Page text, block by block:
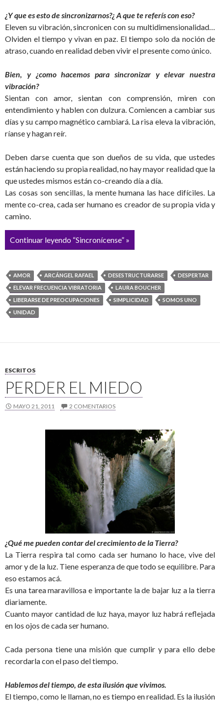
¿Y que es esto de sincronizarnos?¿ A que te referís con eso?
Eleven su vibración, sincronicen con su multidimensionalidad…
Olviden el tiempo y vivan en paz. El tiempo solo da noción de
atraso, cuando en realidad deben vivir el presente como único.
Bien, y ¿como hacemos para sincronizar y elevar nuestra
vibración?
Sientan con amor, sientan con comprensión, miren con
entendimiento y hablen con dulzura. Comiencen a cambiar sus
días y su campo magnético cambiará. La risa eleva la vibración,
ríanse y hagan reír.
Deben darse cuenta que son dueños de su vida, que ustedes
están haciendo su propia realidad, no hay mayor realidad que la
que ustedes mismos están co-creando día a día.
Las cosas son sencillas, la mente humana las hace difíciles. La
mente co-crea, cada ser humano es creador de su propia vida y
camino.
Continuar leyendo “Sincronícense” »
AMOR ARCÁNGEL RAFAEL DESESTRUCTURARSE
DESPERTAR
ELEVAR FRECUENCIA VIBRATORIA
LAURA BOUCHER
LIBERARSE DE PREOCUPACIONES
SIMPLICIDAD
SOMOS UNO
UNIDAD
ESCRITOS
PERDER EL MIEDO
MAYO 21, 2011 2 COMENTARIOS
¿Qué me pueden contar del crecimiento de la Tierra?
La Tierra respira tal como cada ser humano lo hace, vive del
amor y de la luz. Tiene esperanza de que todo se equilibre. Para
eso estamos acá.
Es una tarea maravillosa e importante la de bajar luz a la tierra
diariamente.
Cuanto mayor cantidad de luz haya, mayor luz habrá reflejada
en los ojos de cada ser humano.
Cada persona tiene una misión que cumplir y para ello debe
recordarla con el paso del tiempo.
Hablemos del tiempo, de esta ilusión que vivimos.
El tiempo, como le llaman, no es tiempo en realidad. Es la ilusión